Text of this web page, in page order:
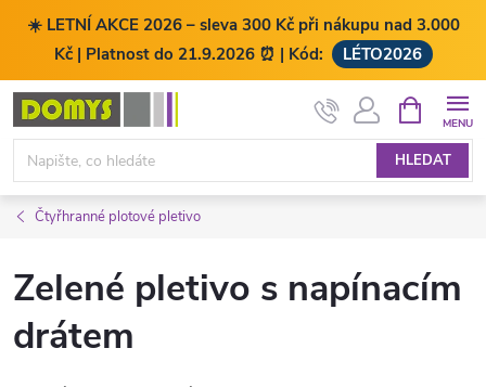
☀️ LETNÍ AKCE 2026 – sleva 300 Kč při nákupu nad 3.000
Kč | Platnost do 21.9.2026 ⏰ | Kód:
LÉTO2026
Přejít
obsah
HLEDAT
NÁKUPNÍ
KOŠÍK
Čtyřhranné plotové pletivo
Zelené pletivo s napínacím
drátem